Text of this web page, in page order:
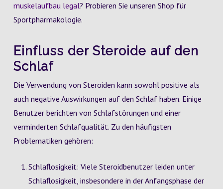
muskelaufbau legal? Probieren Sie unseren Shop für
Sportpharmakologie.
Einfluss der Steroide auf den
Schlaf
Die Verwendung von Steroiden kann sowohl positive als
auch negative Auswirkungen auf den Schlaf haben. Einige
Benutzer berichten von Schlafstörungen und einer
verminderten Schlafqualität. Zu den häufigsten
Problematiken gehören:
Schlaflosigkeit: Viele Steroidbenutzer leiden unter
Schlaflosigkeit, insbesondere in der Anfangsphase der